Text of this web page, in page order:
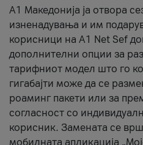
А1 Македонија ја отвора
изненадувања и им
корисници на A1 Net Sef
дополнителни опции за
тарифниот модел што го
гигабајти може да се
роаминг пакети или за
согласност со
корисник. Замената се
мобилната апликација